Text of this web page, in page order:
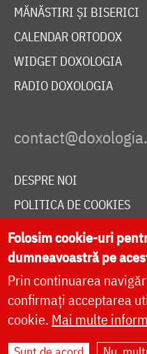
MĂNĂSTIRI ȘI BISERICI
CALENDAR ORTODOX
WIDGET DOXOLOGIA
RADIO DOXOLOGIA
DESPRE NOI
POLITICA DE COOKIES
DONEAZĂ ONLINE
LIVE
Folosim cookie-uri
dumneavoastră pe
Prin continuarea
confirmați acceptarea
cookie. Mai multe